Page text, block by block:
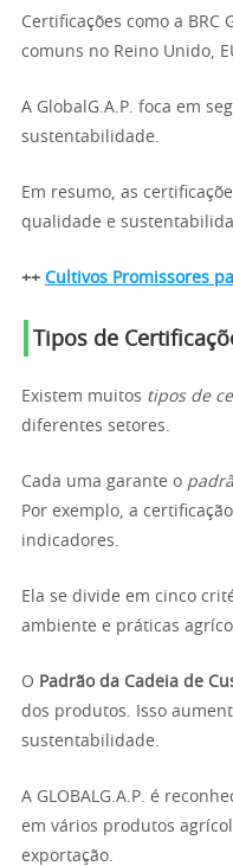
Certificações como a BRC
comuns no Reino Unido,
A GlobalG.A.P. foca em
sustentabilidade.
Em resumo, as
qualidade e
++ Cultivos Promissores
Tipos de
Existem muitos tipos de
diferentes setores.
Cada uma garante o
Por exemplo, a
indicadores.
Ela se divide em cinco
ambiente e práticas
O Padrão da Cadeia de
dos produtos. Isso
sustentabilidade.
A GLOBALG.A.P. é
em vários produtos
exportação.